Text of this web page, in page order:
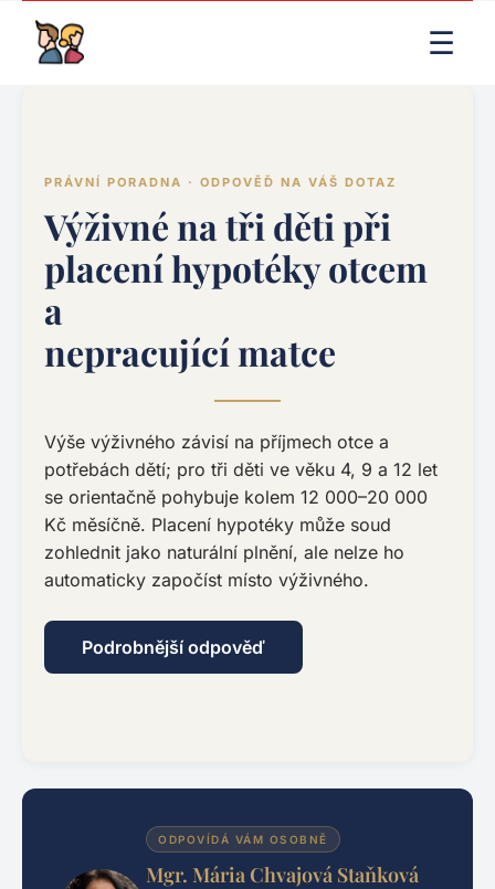
☰
PRÁVNÍ PORADNA · ODPOVĚĎ NA VÁŠ DOTAZ
Výživné na tři děti při
placení hypotéky otcem
a
nepracující matce
Výše výživného závisí na příjmech otce a
potřebách dětí; pro tři děti ve věku 4, 9 a 12 let
se orientačně pohybuje kolem 12 000–20 000
Kč měsíčně. Placení hypotéky může soud
zohlednit jako naturální plnění, ale nelze ho
automaticky započíst místo výživného.
Podrobnější odpověď
ODPOVÍDÁ VÁM OSOBNĚ
Mgr. Mária Chvajová Staňková